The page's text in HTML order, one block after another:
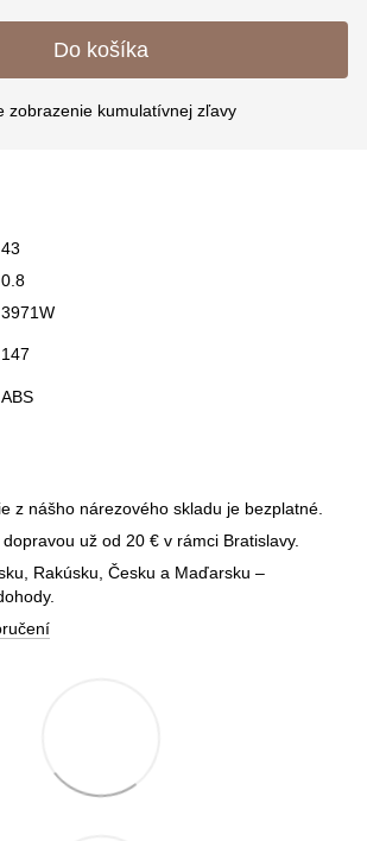
Do košíka
zobrazenie kumulatívnej zľavy
43
0.8
3971W
147
ABS
z nášho nárezového skladu je bezplatné.
už od 20 € v rámci Bratislavy.
Rakúsku, Česku a Maďarsku –